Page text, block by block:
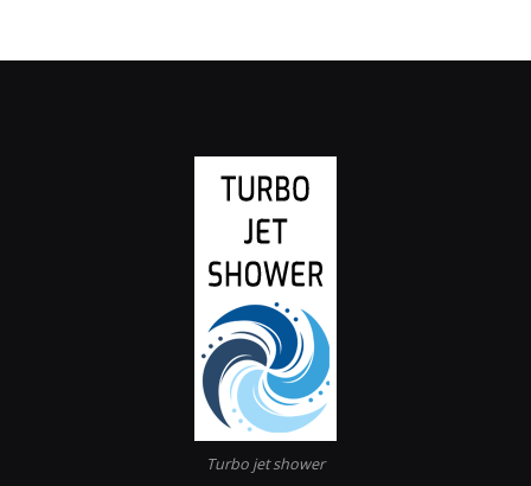
Turbo jet shower